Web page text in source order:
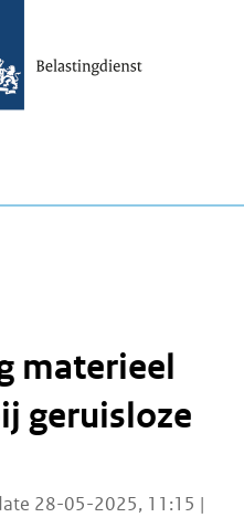
materieel
geruisloze
28-05-2025, 11:15 |